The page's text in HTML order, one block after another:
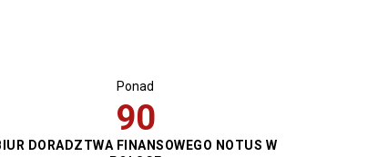
Ponad
100
DORADZTWA FINANSOWEGO NOTUS W